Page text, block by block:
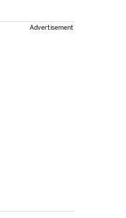
Advertisement